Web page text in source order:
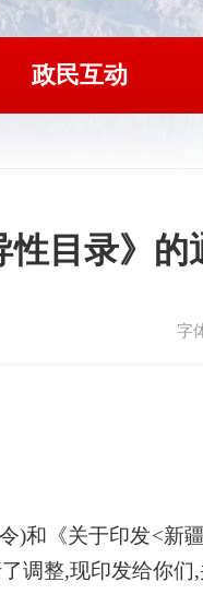
政民互动
性目录》的
字
)和《关于印发<新
调整,现印发给你